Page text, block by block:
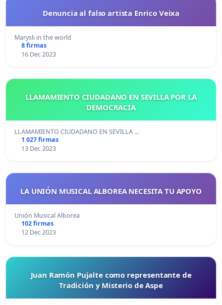
Denuncia al falso artista Enrico Veixa
Marysli in the world
8 firmas
16 Dec 2023
LLAMAMIENTO CIUDADANO EN SEVILLA POR LA
DEMOCRACIA
LLAMAMIENTO CIUDADANO EN SEVILLA …
1 027 firmas
13 Dec 2023
LA UNIÓN MUSICAL ALBOREA NECESITA TU APOYO
Unión Musical Alborea
102 firmas
12 Dec 2023
Juan Ramón Pujalte como representante de
Tradición y Misterio de Aspe